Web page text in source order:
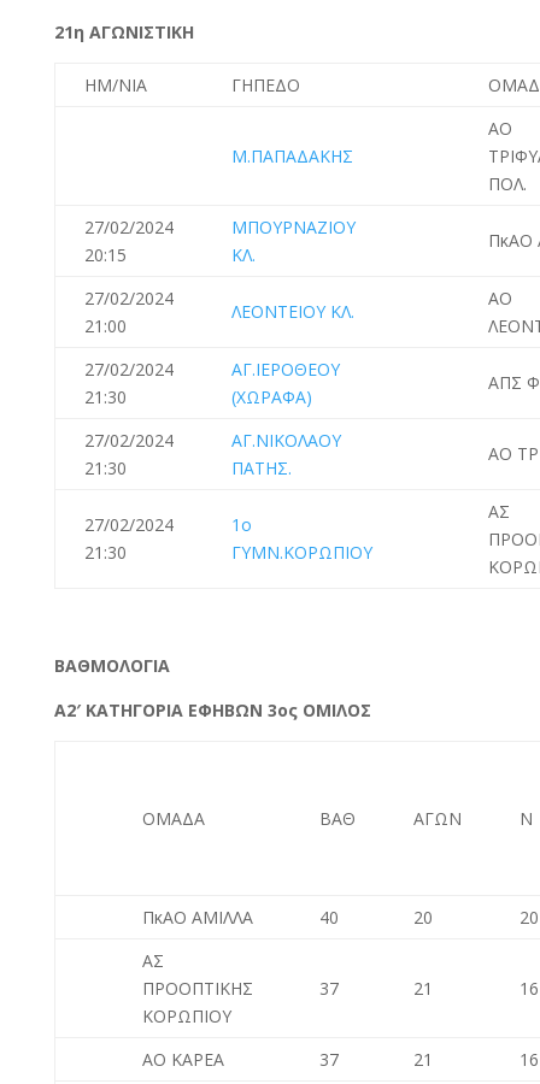
21η ΑΓΩΝΙΣΤΙΚΗ
ΗΜ/ΝΙΑ ΓΗΠΕΔΟ
Μ.ΠΑΠΑΔΑΚΗΣ
ΑΟ
ΠΟΛ.
27/02/2024
20:15
ΜΠΟΥΡΝΑΖΙΟΥ
ΚΛ.
ΠκΑΟ
27/02/2024
21:00
ΛΕΟΝΤΕΙΟΥ ΚΛ.
ΑΟ
27/02/2024
21:30
ΑΓ.ΙΕΡΟΘΕΟΥ
(ΧΩΡΑΦΑ)
ΑΠΣ
27/02/2024
21:30
ΑΓ.ΝΙΚΟΛΑΟΥ
ΠΑΤΗΣ.
ΑΟ
27/02/2024
21:30
1o
ΓΥΜΝ.ΚΟΡΩΠΙΟΥ
ΑΣ
BAΘΜΟΛΟΓΙΑ
Α2′ ΚΑΤΗΓΟΡΙΑ ΕΦΗΒΩΝ 3ος ΟΜΙΛΟΣ
ΟΜΑΔΑ ΒΑΘ ΑΓΩΝ Ν
ΠκΑΟ ΑΜΙΛΛΑ 40 20
20
ΑΣ
ΠΡΟΟΠΤΙΚΗΣ
ΚΟΡΩΠΙΟΥ
37 21 16
ΑΟ ΚΑΡΕΑ 37 21
16